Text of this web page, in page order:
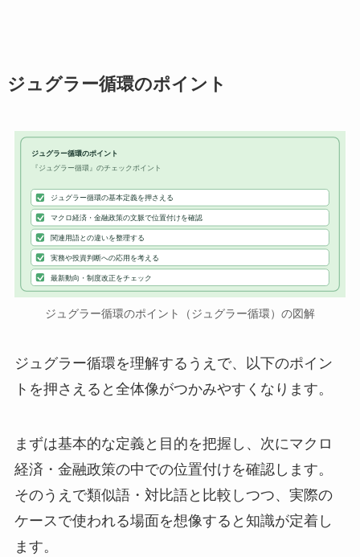
ジュグラー循環のポイント
ジュグラー循環のポイント
『ジュグラー循環』のチェックポイント
ジュグラー循環の基本定義を押さえる
マクロ経済・金融政策の文脈で位置付けを確認
関連用語との違いを整理する
実務や投資判断への応用を考える
最新動向・制度改正をチェック
ジュグラー循環のポイント（ジュグラー循環）の図解
ジュグラー循環を理解するうえで、以下のポイン
トを押さえると全体像がつかみやすくなります。
まずは基本的な定義と目的を把握し、次にマクロ
経済・金融政策の中での位置付けを確認します。
そのうえで類似語・対比語と比較しつつ、実際の
ケースで使われる場面を想像すると知識が定着し
ます。